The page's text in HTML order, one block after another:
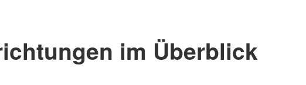
im Überblick